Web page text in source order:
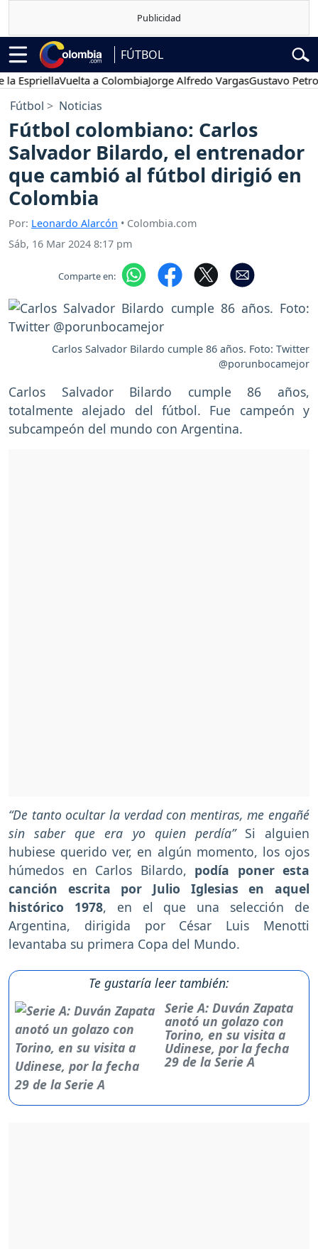
FÚTBOL
Vuelta a ColombiaJorge Alfredo VargasGustavo Petro
Fútbol Noticias
Fútbol colombiano: Carlos
Salvador Bilardo, el entrenador
que cambió al fútbol dirigió en
Colombia
Por: Leonardo Alarcón • Colombia.com
Sáb, 16 Mar 2024 8:17 pm
Comparte en:
Carlos Salvador Bilardo cumple 86 años. Foto: Twitter
@porunbocamejor
Carlos Salvador Bilardo cumple 86 años,
totalmente alejado del fútbol. Fue campeón y
subcampeón del mundo con Argentina.
“De tanto ocultar la verdad con mentiras, me engañé
sin saber que era yo quien perdía”Si alguien
hubiese querido ver, en algún momento, los ojos
húmedos en Carlos Bilardo, podía poner esta
canción escrita por Julio Iglesias en aquel
histórico 1978, en el que una selección de
Argentina, dirigida por César Luis Menotti
levantaba su primera Copa del Mundo.
Te gustaría leer también:
Serie A: Duván Zapata
anotó un golazo con
Torino, en su visita a
Udinese, por la fecha
29 de la Serie A